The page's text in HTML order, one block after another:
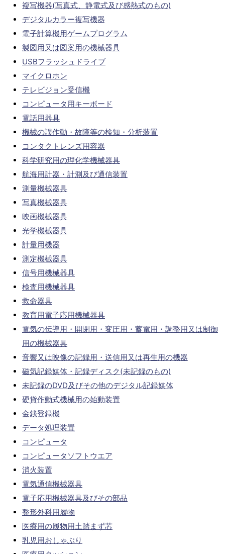
複写機器(写真式、静電式及び感熱式のもの)
デジタルカラー複写機器
電子計算機用ゲームプログラム
製図用又は図案用の機械器具
USBフラッシュドライブ
マイクロホン
テレビジョン受信機
コンピュータ用キーボード
電話用器具
機械の誤作動・故障等の検知・分析装置
コンタクトレンズ用容器
科学研究用の理化学機械器具
航海用計器・計測及び通信装置
測量機械器具
写真機械器具
映画機械器具
光学機械器具
計量用機器
測定機械器具
信号用機械器具
検査用機械器具
救命器具
教育用電子応用機械器具
電気の伝導用・開閉用・変圧用・蓄電用・調整用又は制御
用の機械器具
音響又は映像の記録用・送信用又は再生用の機器
磁気記録媒体・記録ディスク(未記録のもの)
未記録のDVD及びその他のデジタル記録媒体
硬貨作動式機械用の始動装置
金銭登録機
データ処理装置
コンピュータ
コンピュータソフトウエア
消火装置
電気通信機械器具
電子応用機械器具及びその部品
整形外科用履物
医療用の履物用土踏まず芯
乳児用おしゃぶり